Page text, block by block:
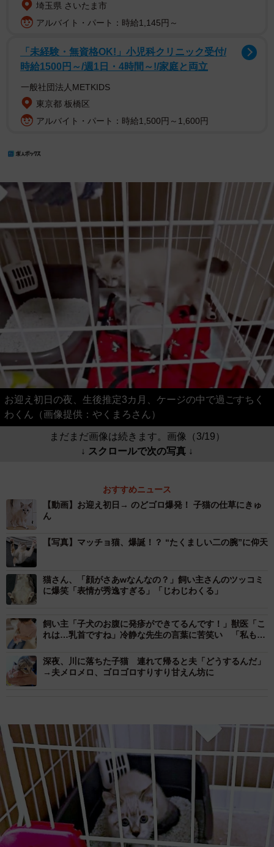
埼玉県 さいたま市
アルバイト・パート：時給1,145円～
「未経験・無資格OK!」小児科クリニック受付/
時給1500円～/週1日・4時間～!/家庭と両立
一般社団法人METKIDS
東京都 板橋区
アルバイト・パート：時給1,500円～1,600円
お迎え初日の夜、生後推定3カ月、ケージの中で過ごすちく
わくん（画像提供：やくまろさん）
まだまだ画像は続きます。画像（3/19）
↓ スクロールで次の写真 ↓
おすすめニュース
【動画】お迎え初日→ のどゴロ爆発！ 子猫の仕草にきゅ
ん
【写真】マッチョ猫、爆誕！？ “たくましい二の腕”に仰天
猫さん、「顔がさあwなんなの？」飼い主さんのツッコミ
に爆笑「表情が秀逸すぎる」「じわじわくる」
飼い主「子犬のお腹に発疹ができてるんです！」獣医「こ
れは…乳首ですね」冷静な先生の言葉に苦笑い 「私もや
深夜、川に落ちた子猫 連れて帰ると夫「どうするんだ」
→夫メロメロ、ゴロゴロすりすり甘えん坊に